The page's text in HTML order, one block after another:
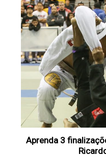
Aprenda 3